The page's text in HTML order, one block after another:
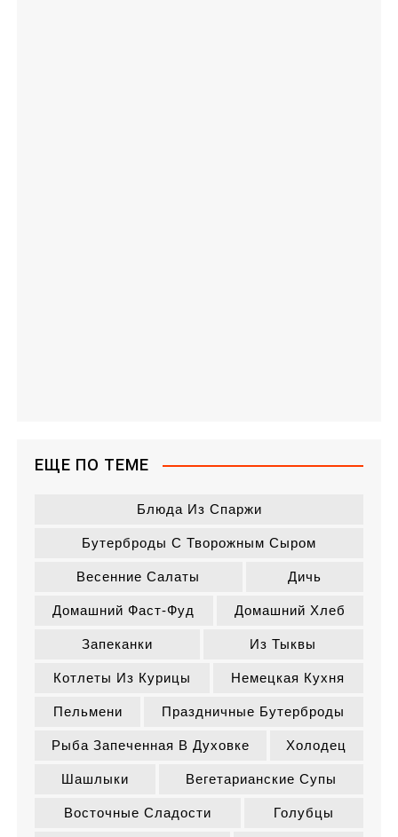
ЕЩЕ ПО ТЕМЕ
Блюда Из Спаржи
Бутерброды С Творожным Сыром
Весенние Салаты Дичь
Домашний Фаст-Фуд Домашний Хлеб
Запеканки Из Тыквы
Котлеты Из Курицы Немецкая Кухня
Пельмени Праздничные Бутерброды
Рыба Запеченная В Духовке Холодец
Шашлыки Вегетарианские Супы
Восточные Сладости Голубцы